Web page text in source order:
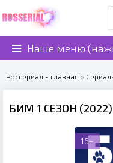
Наше меню
Россериал - главная »
БИМ 1 СЕЗОН
16+